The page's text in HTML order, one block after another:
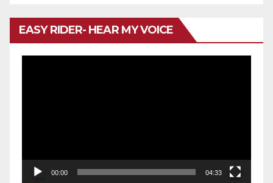
EASY RIDER- HEAR MY VOICE
00:00 04:33